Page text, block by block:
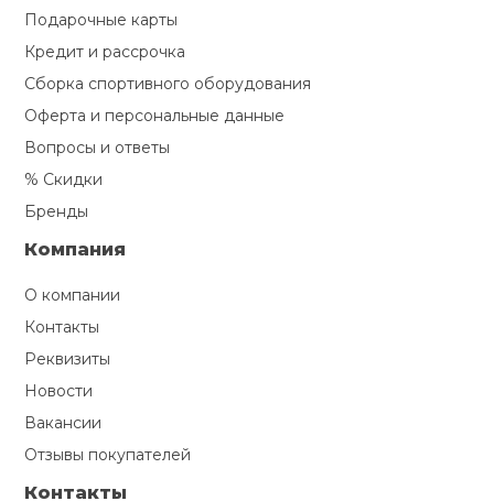
Подарочные карты
Кредит и рассрочка
Сборка спортивного оборудования
Оферта и персональные данные
Вопросы и ответы
% Скидки
Бренды
Компания
О компании
Контакты
Реквизиты
Новости
Вакансии
Отзывы покупателей
Контакты